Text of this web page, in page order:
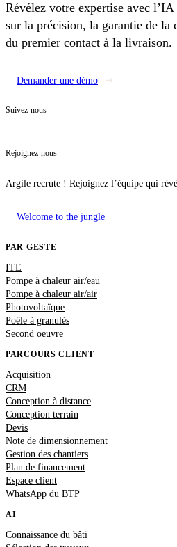
Révélez votre expertise avec
sur la précision, la garantie de
du premier contact à la livraison.
Demander une démo
Suivez-nous
Rejoignez-nous
Argile recrute ! Rejoignez l’équipe qui
Welcome to the jungle
PAR GESTE
ITE
Pompe à chaleur air/eau
Pompe à chaleur air/air
Photovoltaïque
Poêle à granulés
Second oeuvre
PARCOURS CLIENT
Acquisition
CRM
Conception à distance
Conception terrain
Devis
Note de dimensionnement
Gestion des chantiers
Plan de financement
Espace client
WhatsApp du BTP
AI
Connaissance du bâti